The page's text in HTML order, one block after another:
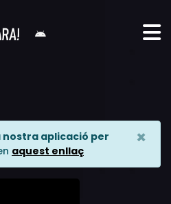
aplicació per
aquest enllaç
×